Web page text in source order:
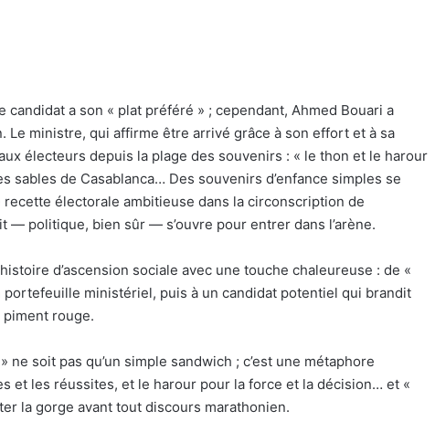
candidat a son « plat préféré » ; cependant, Ahmed Bouari a
Le ministre, qui affirme être arrivé grâce à son effort et à sa
électeurs depuis la plage des souvenirs : « le thon et le harour
sables de Casablanca… Des souvenirs d’enfance simples se
électorale ambitieuse dans la circonscription de
— politique, bien sûr — s’ouvre pour entrer dans l’arène.
d’ascension sociale avec une touche chaleureuse : de «
portefeuille ministériel, puis à un candidat potentiel qui brandit
rouge.
soit pas qu’un simple sandwich ; c’est une métaphore
et les réussites, et le harour pour la force et la décision… et «
la gorge avant tout discours marathonien.